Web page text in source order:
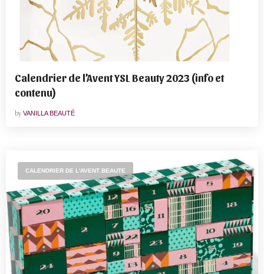
Calendrier de l’Avent YSL Beauty 2023 (info et
contenu)
by VANILLA BEAUTÉ
CALENDRIER DE L'AVENT BEAUTE